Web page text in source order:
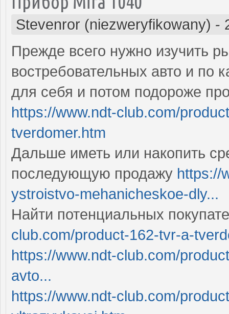
Stevenror (niezweryfikowany) -
Прежде всего нужно изучить
востребовательных авто и по
для себя и потом подороже
https://www.ndt-club.com/
tverdomer.htm
Дальше иметь или накопить
последующую продажу https://
ystroistvo-mehanicheskoe-dly...
Найти потенциальных
club.com/product-162-tvr-a-
https://www.ndt-club.com/
avto...
https://www.ndt-club.com/